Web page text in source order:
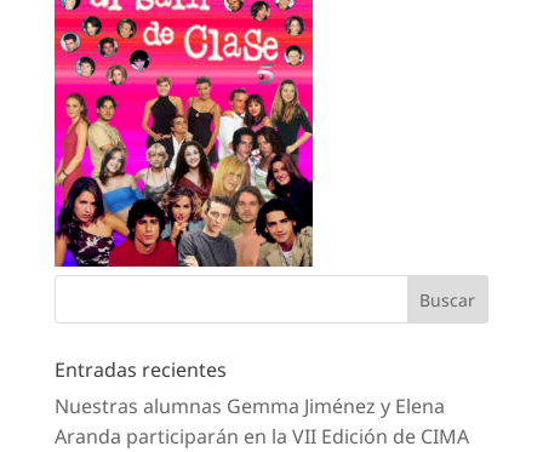
Entradas recientes
Nuestras alumnas Gemma Jiménez y Elena
Aranda participarán en la VII Edición de CIMA